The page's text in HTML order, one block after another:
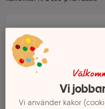
Vi
Vi använder kakor